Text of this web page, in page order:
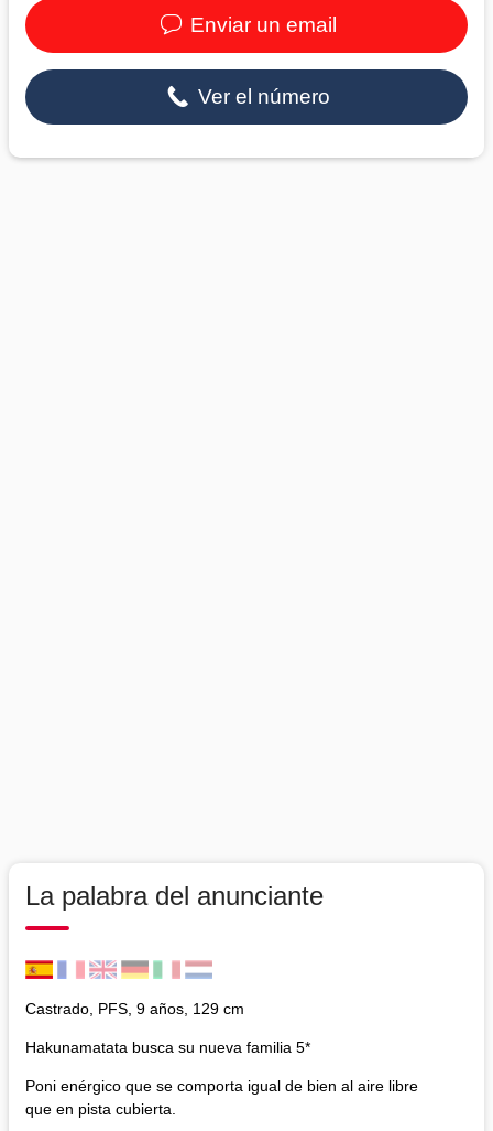
Enviar un email
Ver el número
La palabra del anunciante
Castrado, PFS, 9 años, 129 cm
Hakunamatata busca su nueva familia 5*
Poni enérgico que se comporta igual de bien al aire libre
que en pista cubierta.